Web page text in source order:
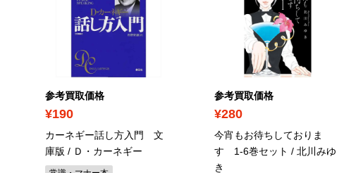
参考買取価格
¥190
カーネギー話し方入門 文
庫版 / Ｄ・カーネギー
参考買取価格
¥280
今宵もお待ちしておりま
す 1-6巻セット / 北川みゆ
き